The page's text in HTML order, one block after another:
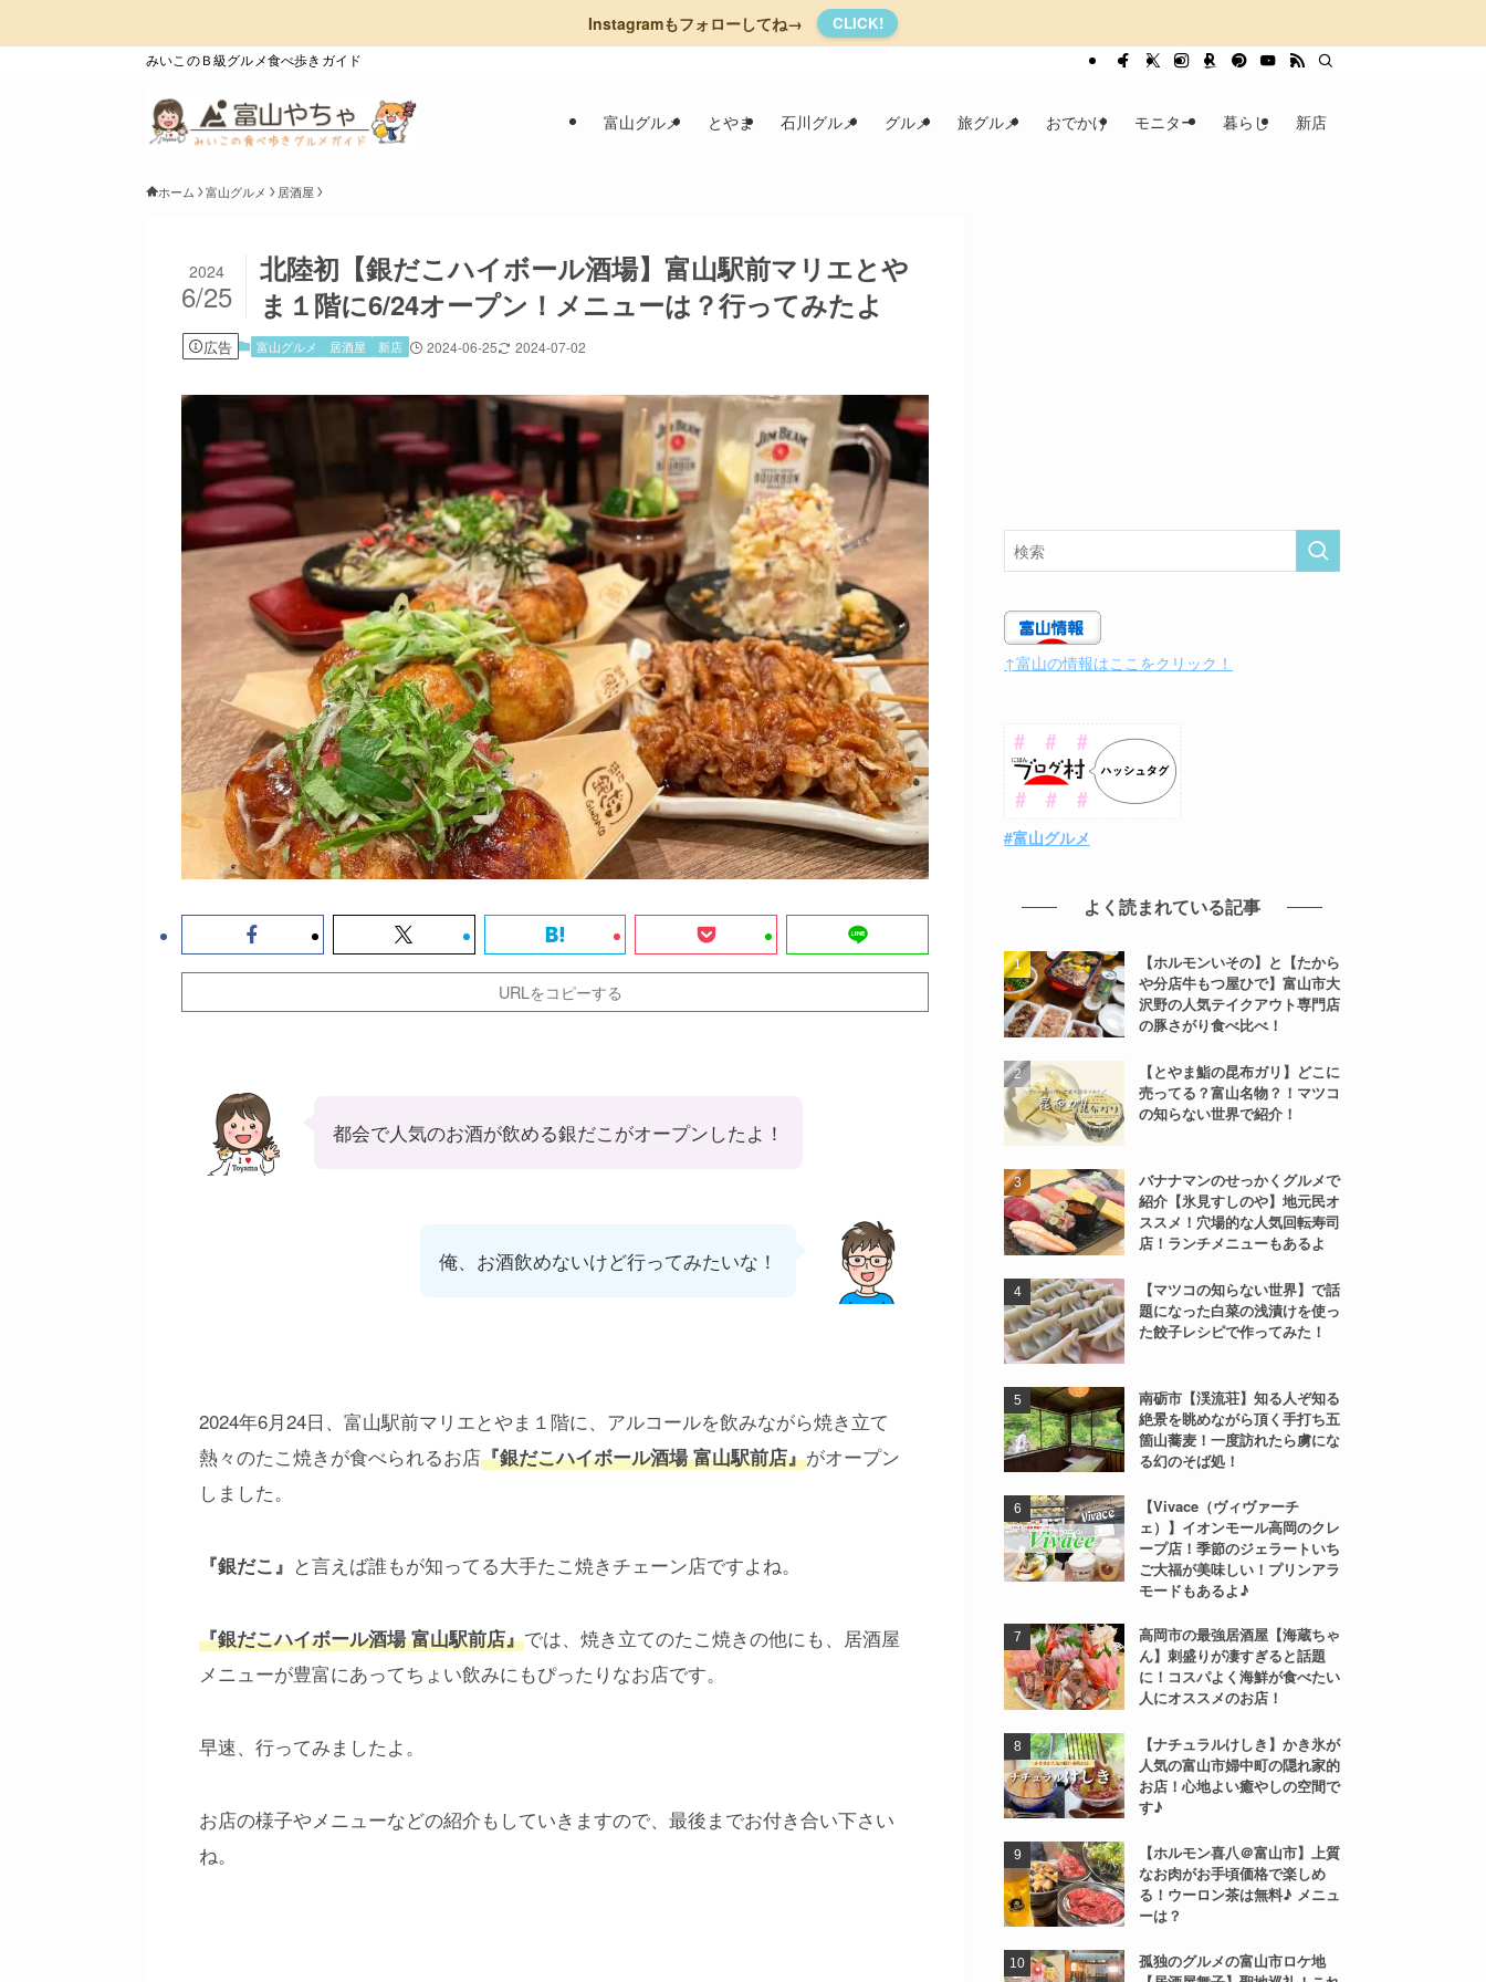
Instagramもフォローしてね→ CLICK!
みいこのＢ級グルメ食べ歩きガイド
富山グルメ とやま 石川グルメ グルメ 旅グルメ おでかけ モニター 暮らし 新店
ホーム 富山グルメ 居酒屋
北陸初【銀だこハイボール酒場】富山駅前マリエとや
ま１階に6/24オープン！メニューは？行ってみたよ
2024
6/25
広告 富山グルメ 居酒屋 新店 2024-06-25 2024-07-02
URLをコピーする
都会で人気のお酒が飲める銀だこがオープンしたよ！
俺、お酒飲めないけど行ってみたいな！
2024年6月24日、富山駅前マリエとやま１階に、アルコールを飲みながら焼き立て
熱々のたこ焼きが食べられるお店『銀だこハイボール酒場 富山駅前店』がオープン
しました。
『銀だこ』 と言えば誰もが知ってる大手たこ焼きチェーン店ですよね。
『銀だこハイボール酒場 富山駅前店』では、焼き立てのたこ焼きの他にも、居酒屋
メニューが豊富にあってちょい飲みにもぴったりなお店です。
早速、行ってみましたよ。
お店の様子やメニューなどの紹介もしていきますので、最後までお付き合い下さい
ね。
↑富山の情報はここをクリック！
#富山グルメ
よく読まれている記事
【ホルモンいその】と【たから
や分店牛もつ屋ひで】富山市大
沢野の人気テイクアウト専門店
の豚さがり食べ比べ！
【とやま鮨の昆布ガリ】どこに
売ってる？富山名物？！マツコ
の知らない世界で紹介！
バナナマンのせっかくグルメで
紹介【氷見すしのや】地元民オ
ススメ！穴場的な人気回転寿司
店！ランチメニューもあるよ
【マツコの知らない世界】で話
題になった白菜の浅漬けを使っ
た餃子レシピで作ってみた！
南砺市【渓流荘】知る人ぞ知る
絶景を眺めながら頂く手打ち五
箇山蕎麦！一度訪れたら虜にな
る幻のそば処！
【Vivace（ヴィヴァーチ
ェ）】イオンモール高岡のクレ
ープ店！季節のジェラートいち
ご大福が美味しい！プリンアラ
モードもあるよ♪
高岡市の最強居酒屋【海蔵ちゃ
ん】刺盛りが凄すぎると話題
に！コスパよく海鮮が食べたい
人にオススメのお店！
【ナチュラルけしき】かき氷が
人気の富山市婦中町の隠れ家的
お店！心地よい癒やしの空間で
す♪
【ホルモン喜八＠富山市】上質
なお肉がお手頃価格で楽しめ
る！ウーロン茶は無料♪ メニュ
ーは？
孤独のグルメの富山市ロケ地